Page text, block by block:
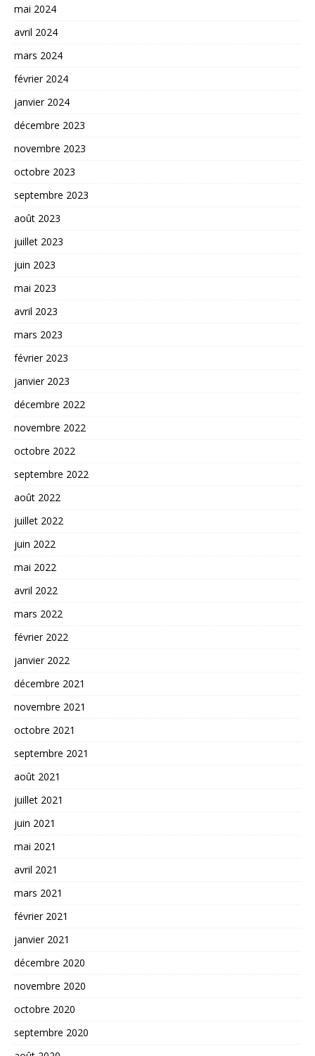
mai 2024
avril 2024
mars 2024
février 2024
janvier 2024
décembre 2023
novembre 2023
octobre 2023
septembre 2023
août 2023
juillet 2023
juin 2023
mai 2023
avril 2023
mars 2023
février 2023
janvier 2023
décembre 2022
novembre 2022
octobre 2022
septembre 2022
août 2022
juillet 2022
juin 2022
mai 2022
avril 2022
mars 2022
février 2022
janvier 2022
décembre 2021
novembre 2021
octobre 2021
septembre 2021
août 2021
juillet 2021
juin 2021
mai 2021
avril 2021
mars 2021
février 2021
janvier 2021
décembre 2020
novembre 2020
octobre 2020
septembre 2020